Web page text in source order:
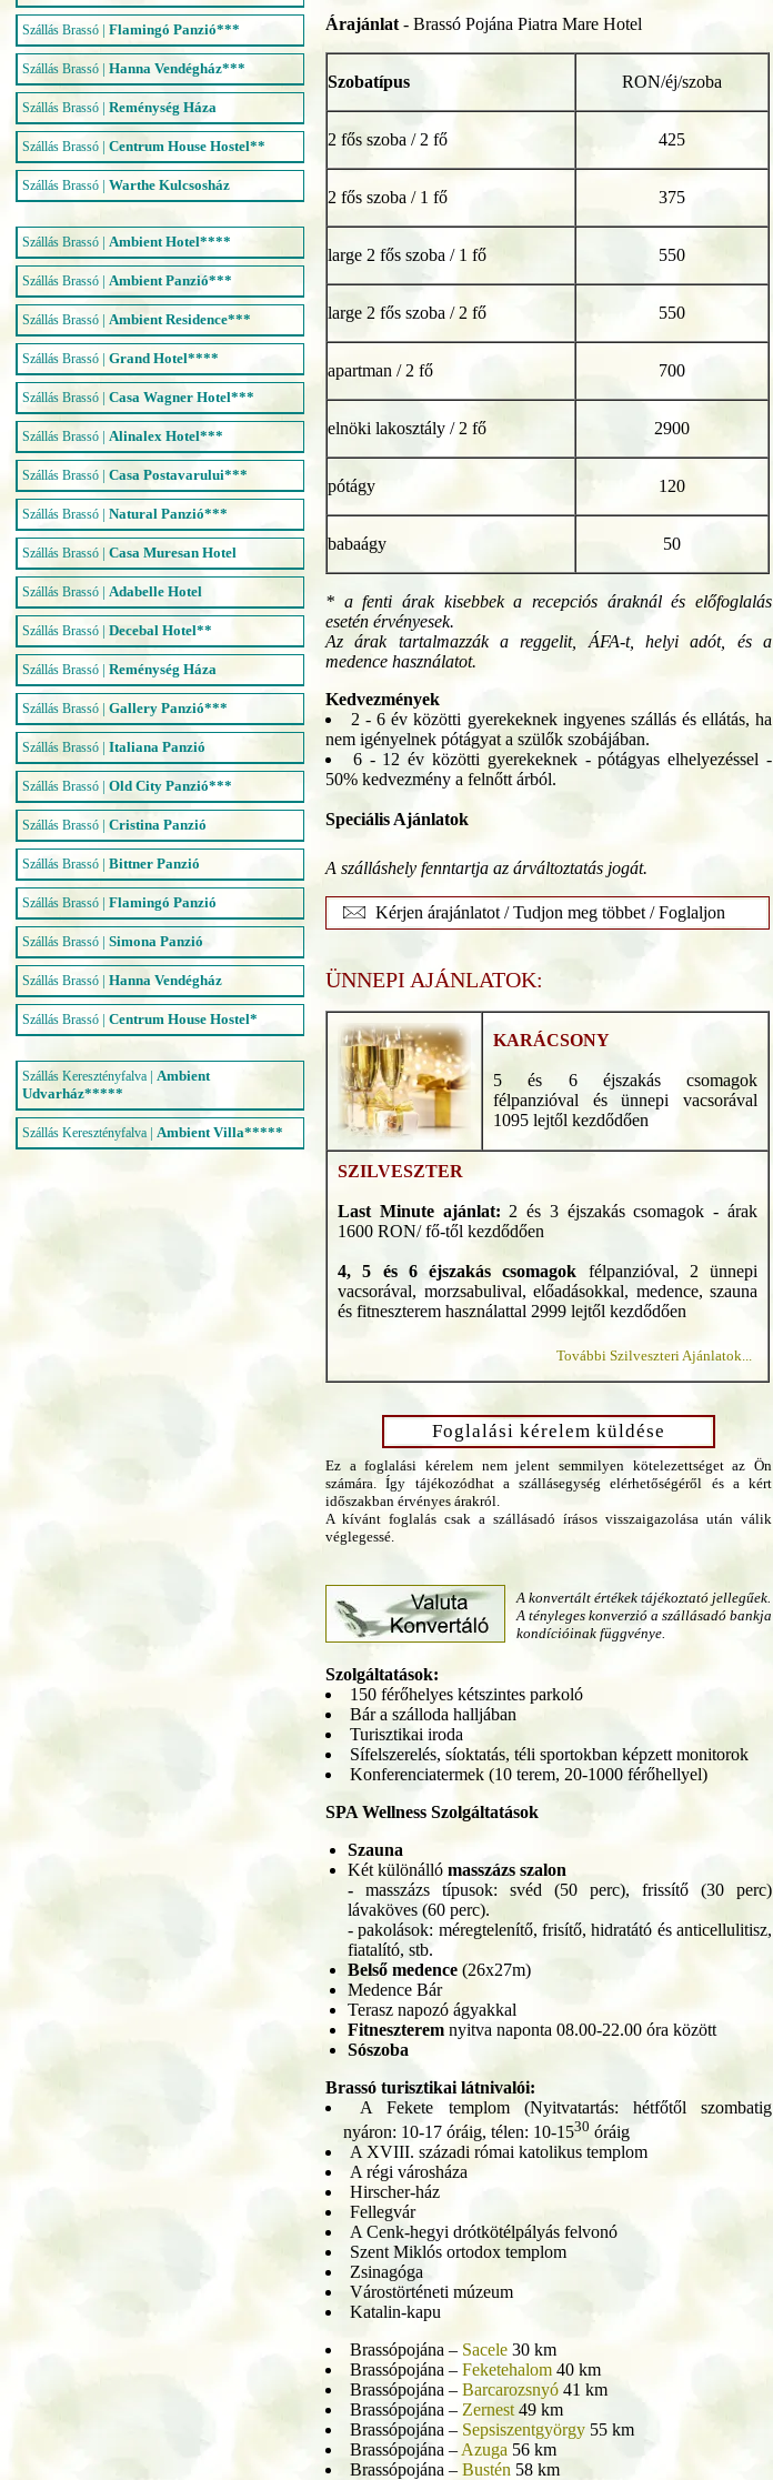
Szállás Brassó | Flamingó Panzió***
Szállás Brassó | Hanna Vendégház***
Szállás Brassó | Reménység Háza
Szállás Brassó | Centrum House Hostel**
Szállás Brassó | Warthe Kulcsosház
Szállás Brassó | Ambient Hotel****
Szállás Brassó | Ambient Panzió***
Szállás Brassó | Ambient Residence***
Szállás Brassó | Grand Hotel****
Szállás Brassó | Casa Wagner Hotel***
Szállás Brassó | Alinalex Hotel***
Szállás Brassó | Casa Postavarului***
Szállás Brassó | Natural Panzió***
Szállás Brassó | Casa Muresan Hotel
Szállás Brassó | Adabelle Hotel
Szállás Brassó | Decebal Hotel**
Szállás Brassó | Reménység Háza
Szállás Brassó | Gallery Panzió***
Szállás Brassó | Italiana Panzió
Szállás Brassó | Old City Panzió***
Szállás Brassó | Cristina Panzió
Szállás Brassó | Bittner Panzió
Szállás Brassó | Flamingó Panzió
Szállás Brassó | Simona Panzió
Szállás Brassó | Hanna Vendégház
Szállás Brassó | Centrum House Hostel*
Szállás Keresztényfalva | Ambient
Udvarház*****
Szállás Keresztényfalva | Ambient Villa*****
Árajánlat - Brassó Pojána Piatra Mare Hotel
Szobatípus RON/éj/szoba
2 fős szoba / 2 fő 425
2 fős szoba / 1 fő 375
large 2 fős szoba / 1 fő 550
large 2 fős szoba / 2 fő 550
apartman / 2 fő 700
elnöki lakosztály / 2 fő 2900
pótágy 120
babaágy 50
* a fenti árak kisebbek a recepciós áraknál és előfoglalás
esetén érvényesek.
Az árak tartalmazzák a reggelit, ÁFA-t, helyi adót, és a
medence használatot.
Kedvezmények
2 - 6 év közötti gyerekeknek ingyenes szállás és ellátás, ha
nem igényelnek pótágyat a szülők szobájában.
6 - 12 év közötti gyerekeknek - pótágyas elhelyezéssel -
50% kedvezmény a felnőtt árból.
Speciális Ajánlatok
A szálláshely fenntartja az árváltoztatás jogát.
Kérjen árajánlatot / Tudjon meg többet / Foglaljon
ÜNNEPI AJÁNLATOK:
KARÁCSONY
5 és 6 éjszakás csomagok
félpanzióval és ünnepi vacsorával
1095 lejtől kezdődően
SZILVESZTER
Last Minute ajánlat:2 és 3 éjszakás csomagok - árak
1600 RON/ fő-től kezdődően
4, 5 és 6 éjszakás csomagok félpanzióval, 2 ünnepi
vacsorával, morzsabulival, előadásokkal, medence, szauna
és fitneszterem használattal 2999 lejtől kezdődően
További Szilveszteri Ajánlatok...
Foglalási kérelem küldése
Ez a foglalási kérelem nem jelent semmilyen kötelezettséget az Ön
számára. Így tájékozódhat a szállásegység elérhetőségéről és a kért
időszakban érvényes árakról.
A kívánt foglalás csak a szállásadó írásos visszaigazolása után válik
véglegessé.
A konvertált értékek tájékoztató jellegűek.
A tényleges konverzió a szállásadó bankja
kondícióinak függvénye.
Szolgáltatások:
150 férőhelyes kétszintes parkoló
Bár a szálloda halljában
Turisztikai iroda
Sífelszerelés, síoktatás, téli sportokban képzett monitorok
Konferenciatermek (10 terem, 20-1000 férőhellyel)
SPA Wellness Szolgáltatások
Szauna
Két különálló masszázs szalon
- masszázs típusok: svéd (50 perc), frissítő (30 perc)
lávaköves (60 perc).
- pakolások: méregtelenítő, frisítő, hidratátó és anticellulitisz,
fiatalító, stb.
Belső medence (26x27m)
Medence Bár
Terasz napozó ágyakkal
Fitneszterem nyitva naponta 08.00-22.00 óra között
Sószoba
Brassó turisztikai látnivalói:
A Fekete templom (Nyitvatartás: hétfőtől szombatig
nyáron: 10-17 óráig, télen: 10-1530 óráig
A XVIII. századi római katolikus templom
A régi városháza
Hirscher-ház
Fellegvár
A Cenk-hegyi drótkötélpályás felvonó
Szent Miklós ortodox templom
Zsinagóga
Várostörténeti múzeum
Katalin-kapu
Brassópojána – Sacele 30 km
Brassópojána – Feketehalom 40 km
Brassópojána – Barcarozsnyó 41 km
Brassópojána – Zernest 49 km
Brassópojána – Sepsiszentgyörgy 55 km
Brassópojána –Azuga 56 km
Brassópojána – Bustén 58 km